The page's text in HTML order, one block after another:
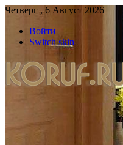
Четверг , 6 Август 2026
Войти
Switch skin